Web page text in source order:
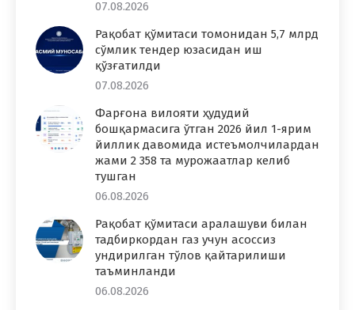
07.08.2026
Рақобат қўмитаси томонидан 5,7 млрд
сўмлик тендер юзасидан иш
қўзғатилди
07.08.2026
Фарғона вилояти ҳудудий
бошқармасига ўтган 2026 йил 1-ярим
йиллик давомида истеъмолчилардан
жами 2 358 та мурожаатлар келиб
тушган
06.08.2026
Рақобат қўмитаси аралашуви билан
тадбиркордан газ учун асоссиз
ундирилган тўлов қайтарилиши
таъминланди
06.08.2026